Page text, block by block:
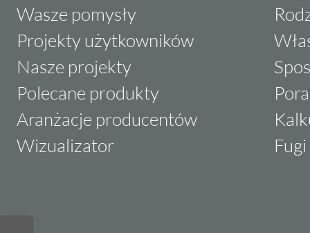
Wasze pomysły
Projekty użytkowników
Nasze projekty
Polecane produkty
Aranżacje producentów
Wizualizator